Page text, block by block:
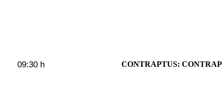
09:30 h CONTRAPTUS: